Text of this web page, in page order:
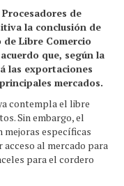
de
la conclusión de
Libre Comercio
que, según la
las exportaciones
mercados.
contempla el libre
Sin embargo, el
mejoras específicas
al mercado para
para el cordero